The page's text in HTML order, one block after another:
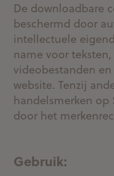
De downloadbare
beschermd door
intellectuele
name voor
videobestanden
website. Tenzij
handelsmerken op
door het
Gebruik: